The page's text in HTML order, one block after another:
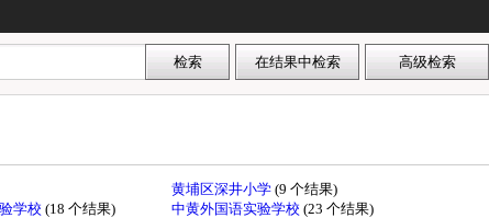
黄埔区深井小学(9 个结果)
学校(18 个结果) 中黄外国语实验学校(23 个结果)